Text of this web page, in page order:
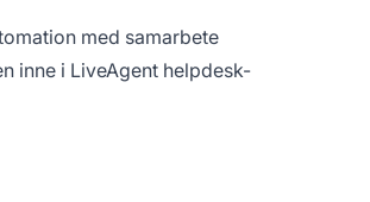
med samarbete
inne i LiveAgent helpdesk-